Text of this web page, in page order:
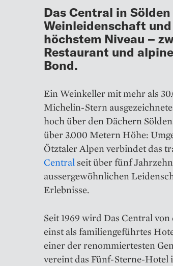
Das Central in
Weinleidenschaft
höchstem Niveau –
Restaurant und
Bond.
Ein Weinkeller mit mehr als
Michelin-Stern
hoch über den Dächern
über 3.000 Metern Höhe:
Ötztaler Alpen verbindet das
Central seit über fünf
aussergewöhnlichen
Erlebnisse.
Seit 1969 wird Das Central
einst als familiengeführtes
einer der renommiertesten
vereint das Fünf-Sterne-Hotel